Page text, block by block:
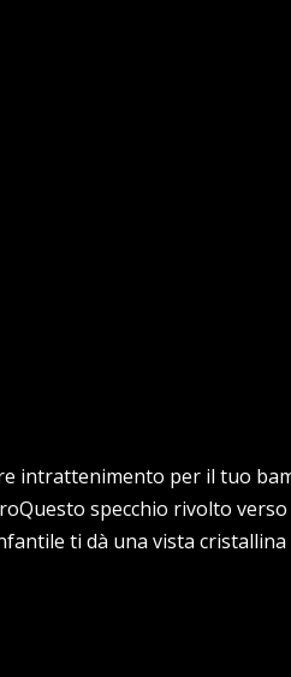
intrattenimento per il tuo
specchio rivolto
ti dà una vista